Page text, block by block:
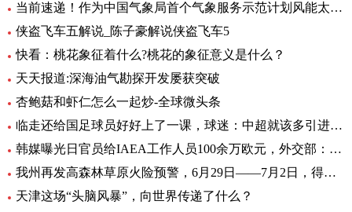
当前速递！作为中国气象局首个气象服务示范计划风能太阳能发电精细化气象服务示范计划7月1日启动
侠盗飞车五解说_陈子豪解说侠盗飞车5
快看：桃花象征着什么?桃花的象征意义是什么？
天天报道:深海油气勘探开发屡获突破
杏鲍菇和虾仁怎么一起炒-全球微头条
临走还给国足球员好好上了一课，球迷：中超就该多引进这样的外援
韩媒曝光日官员给IAEA工作人员100余万欧元，外交部：日政府有责任作出解释 环球热文
我州再发高森林草原火险预警，6月29日——7月2日，得荣县为黄色预警区域
天津这场“头脑风暴”，向世界传递了什么？